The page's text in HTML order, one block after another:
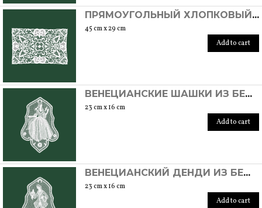
ПРЯМОУГОЛЬНЫЙ ХЛОПКОВЫЙ ЦЕНТРАЛЬНЫЙ ЭЛЕМЕНТ РУЧНОЙ РАБОТЫ С БУРАНСКИМ ШВОМ. УНИКАЛЬНАЯ ВЕЩЬ
45 cm x 29 cm
Add to cart
ВЕНЕЦИАНСКИЕ ШАШКИ ИЗ БЕЖЕВОГО ХЛОПКА РУЧНОЙ РАБОТЫ С БУРАНСКИМ ШВОМ. УНИКАЛЬНАЯ ВЕЩЬ
23 cm x 16 cm
Add to cart
ВЕНЕЦИАНСКИЙ ДЕНДИ ИЗ БЕЖЕВОГО ХЛОПКА РУЧНОЙ РАБОТЫ С БУРАНСКИМ СТЕЖКОМ
23 cm x 16 cm
Add to cart